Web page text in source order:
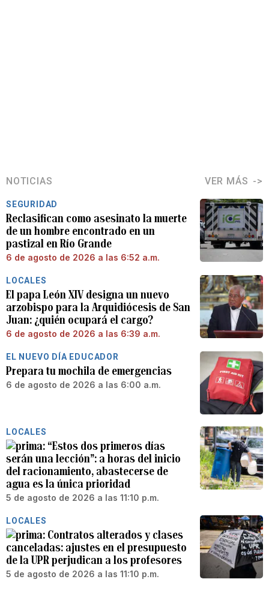
NOTICIAS VER MÁS
SEGURIDAD
Reclasifican como asesinato la muerte
de un hombre encontrado en un
pastizal en Río Grande
6 de agosto de 2026 a las 6:52 a.m.
LOCALES
El papa León XIV designa un nuevo
arzobispo para la Arquidiócesis de San
Juan: ¿quién ocupará el cargo?
6 de agosto de 2026 a las 6:39 a.m.
EL NUEVO DÍA EDUCADOR
Prepara tu mochila de emergencias
6 de agosto de 2026 a las 6:00 a.m.
LOCALES
“Estos dos primeros días
serán una lección”: a horas del inicio
del racionamiento, abastecerse de
agua es la única prioridad
5 de agosto de 2026 a las 11:10 p.m.
LOCALES
Contratos alterados y clases
canceladas: ajustes en el presupuesto
de la UPR perjudican a los profesores
5 de agosto de 2026 a las 11:10 p.m.